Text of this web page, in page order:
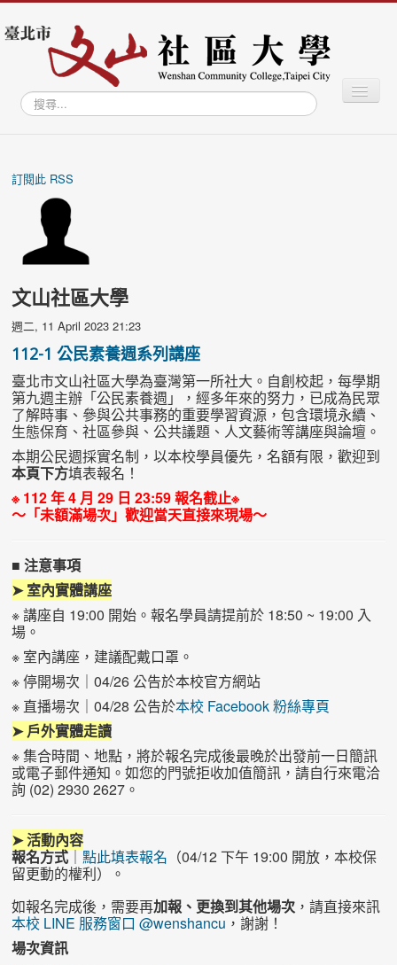
搜
尋...
切
換
文山藝廊
訂閱此 RSS
文山社區大學
週二, 11 April 2023 21:23
112-1 公民素養週系列講座
臺北市文山社區大學為臺灣第一所社大。自創校起，每學期
第九週主辦「公民素養週」，經多年來的努力，已成為民眾
了解時事、參與公共事務的重要學習資源，包含環境永續、
生態保育、社區參與、公共議題、人文藝術等講座與論壇。
本期公民週採實名制，以本校學員優先，名額有限，歡迎到
本頁下方填表報名！
※ 112 年 4 月 29 日 23:59 報名截止※
～「未額滿場次」歡迎當天直接來現場～
■ 注意事項
➤ 室內實體講座
※ 講座自 19:00 開始。報名學員請提前於 18:50 ~ 19:00 入
場。
※ 室內講座，建議配戴口罩。
※ 停開場次｜04/26 公告於本校官方網站
※ 直播場次｜04/28 公告於本校 Facebook 粉絲專頁
➤ 戶外實體走讀
※ 集合時間、地點，將於報名完成後最晚於出發前一日簡訊
或電子郵件通知。如您的門號拒收加值簡訊，請自行來電洽
詢 (02) 2930 2627。
➤ 活動內容
報名方式｜點此填表報名 （04/12 下午 19:00 開放，本校保
留更動的權利）。
如報名完成後，需要再加報、更換到其他場次 ，請直接來訊
本校 LINE 服務窗口 @wenshancu ，謝謝！
場次資訊